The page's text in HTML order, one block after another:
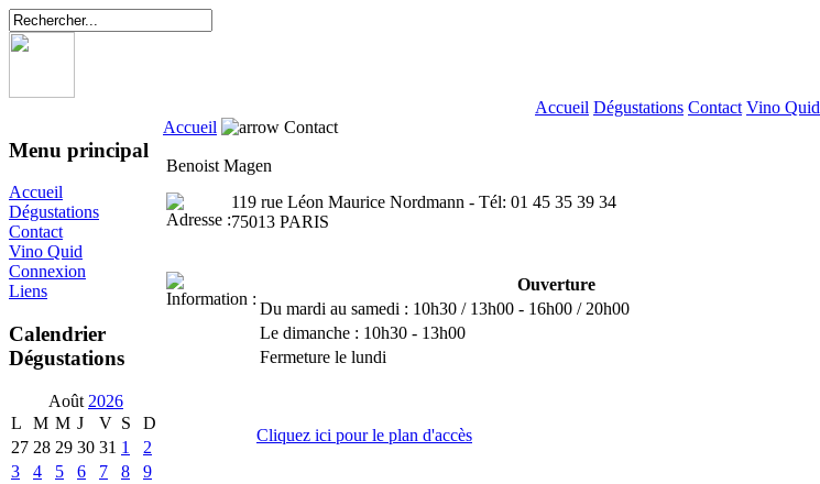
Accueil Dégustations Contact Vino Quid
Menu principal
Accueil
Dégustations
Contact
Vino Quid
Connexion
Liens
Calendrier
Dégustations
Août 2026
L
M M J V S
D
27 28 29 30 31 1
2
3
4 5 6 7 8
9
Accueil Contact
Benoist Magen
119 rue Léon Maurice Nordmann - Tél: 01 45 35 39 34
75013 PARIS
Ouverture
Du mardi au samedi : 10h30 / 13h00 - 16h00 / 20h00
Le dimanche : 10h30 - 13h00
Fermeture le lundi
Cliquez ici pour le plan d'accès